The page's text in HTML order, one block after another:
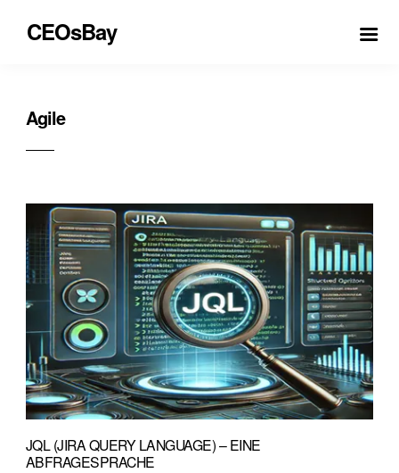
CEOsBay
Agile
JQL (JIRA QUERY LANGUAGE) – EINE
ABFRAGESPRACHE